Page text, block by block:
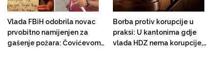
Vlada FBiH odobrila novac
prvobitno namijenjen za
gašenje požara: Čovićevom
Borba protiv korupcije u
praksi: U kantonima gdje
vlada HDZ nema korupcije,